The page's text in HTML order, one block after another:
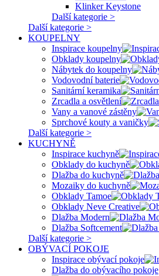
Klinker Keystone
Další kategorie >
Další kategorie >
KOUPELNY
Inspirace koupelny
Obklady koupelny
Nábytek do koupelny
Vodovodní baterie
Sanitární keramika
Zrcadla a osvětlení
Vany a vanové zástěny
Sprchové kouty a vaničky
Další kategorie >
KUCHYNĚ
Inspirace kuchyně
Obklady do kuchyně
Dlažba do kuchyně
Mozaiky do kuchyně
Obklady Tamoe
Obklady Neve Creative
Dlažba Modern
Dlažba Softcement
Další kategorie >
OBÝVACÍ POKOJE
Inspirace obývací pokoje
Dlažba do obývacího pokoje